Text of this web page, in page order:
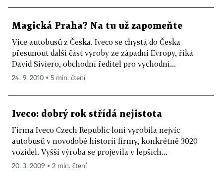
Magická Praha? Na tu už zapomeňte
Více autobusů z Česka. Iveco se chystá do Česka
přesunout další část výroby ze západní Evropy, říká
David Siviero, obchodní ředitel pro východní...
24. 9. 2010 ▪ 5 min. čtení
Iveco: dobrý rok střídá nejistota
Firma Iveco Czech Republic loni vyrobila nejvíc
autobusů v novodobé historii firmy, konkrétně 3020
vozidel. Vyšší výroba se projevila v lepších...
20. 3. 2009 ▪ 2 min. čtení